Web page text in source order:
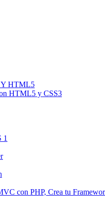
Y HTML5
HTML5 y CSS3
1
con PHP, Crea tu